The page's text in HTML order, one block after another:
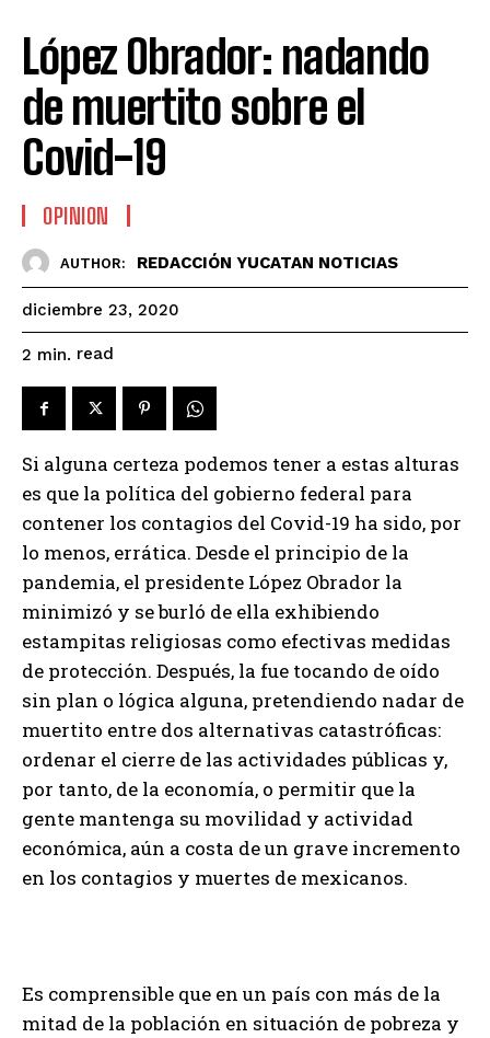
López Obrador: nadando
de muertito sobre el
Covid-19
OPINION
AUTHOR: REDACCIÓN YUCATAN NOTICIAS
diciembre 23, 2020
2 min. read
Si alguna certeza podemos tener a estas alturas
es que la política del gobierno federal para
contener los contagios del Covid-19 ha sido, por
lo menos, errática. Desde el principio de la
pandemia, el presidente López Obrador la
minimizó y se burló de ella exhibiendo
estampitas religiosas como efectivas medidas
de protección. Después, la fue tocando de oído
sin plan o lógica alguna, pretendiendo nadar de
muertito entre dos alternativas catastróficas:
ordenar el cierre de las actividades públicas y,
por tanto, de la economía, o permitir que la
gente mantenga su movilidad y actividad
económica, aún a costa de un grave incremento
en los contagios y muertes de mexicanos.
Es comprensible que en un país con más de la
mitad de la población en situación de pobreza y